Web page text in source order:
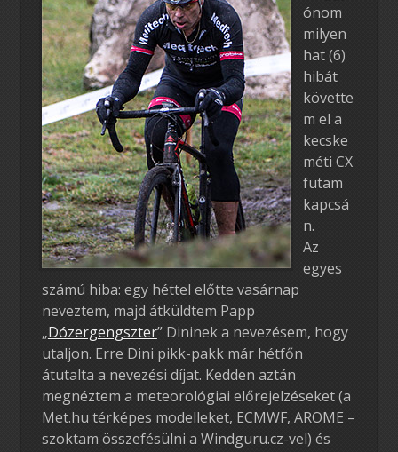
ónom
milyen
hat (6)
hibát
követte
m el a
kecske
méti CX
futam
kapcsá
n.
Az
egyes
számú hiba: egy héttel előtte vasárnap
neveztem, majd átküldtem Papp
„Dózergengszter” Dininek a nevezésem, hogy
utaljon. Erre Dini pikk-pakk már hétfőn
átutalta a nevezési díjat. Kedden aztán
megnéztem a meteorológiai előrejelzéseket (a
Met.hu térképes modelleket, ECMWF, AROME –
szoktam összefésülni a Windguru.cz-vel) és